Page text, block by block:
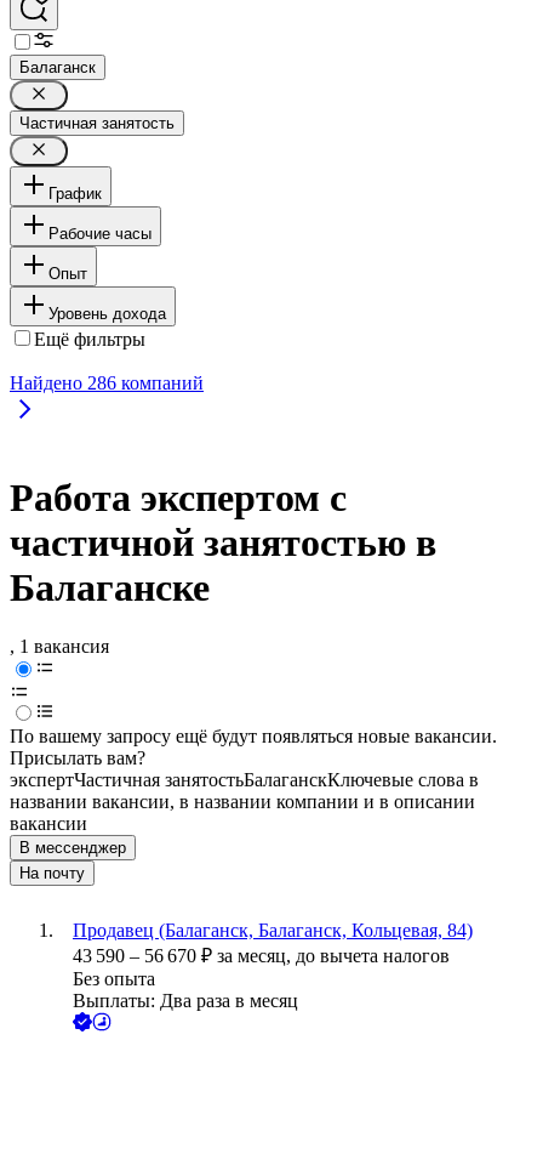
Балаганск
Частичная занятость
График
Рабочие часы
Опыт
Уровень дохода
Ещё фильтры
Найдено 286 компаний
Работа экспертом с
частичной занятостью в
Балаганске
, 1 вакансия
По вашему запросу ещё будут появляться новые вакансии.
Присылать вам?
экспертЧастичная занятостьБалаганскКлючевые слова в
названии вакансии, в названии компании и в описании
вакансии
В мессенджер
На почту
Продавец (Балаганск, Балаганск, Кольцевая, 84)
43 590 – 56 670 ₽ за месяц, до вычета налогов
Без опыта
Выплаты: Два раза в месяц